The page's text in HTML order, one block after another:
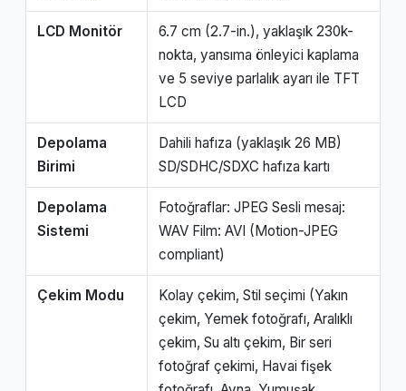
LCD Monitör
6.7 cm (2.7-in.), yaklaşık 230k-
nokta, yansıma önleyici kaplama
ve 5 seviye parlalık ayarı ile TFT
LCD
Depolama
Birimi
Dahili hafıza (yaklaşık 26 MB)
SD/SDHC/SDXC hafıza kartı
Depolama
Sistemi
Fotoğraflar: JPEG Sesli mesaj:
WAV Film: AVI (Motion-JPEG
compliant)
Çekim Modu
Kolay çekim, Stil seçimi (Yakın
çekim, Yemek fotoğrafı, Aralıklı
çekim, Su altı çekim, Bir seri
fotoğraf çekimi, Havai fişek